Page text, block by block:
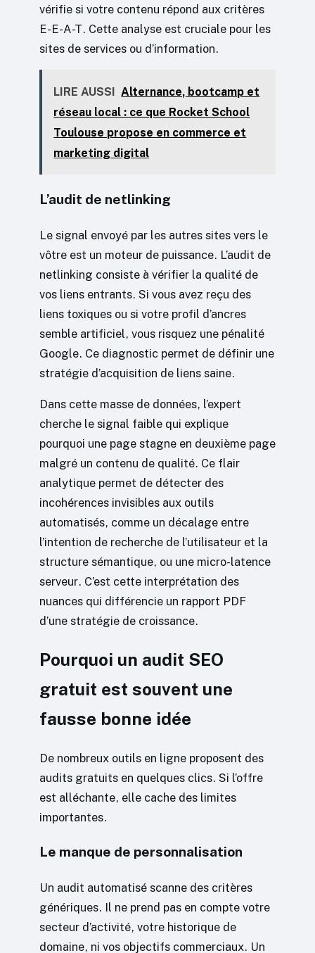
vérifie si votre contenu répond aux critères
E-E-A-T. Cette analyse est cruciale pour les
sites de services ou d’information.
LIRE AUSSI Alternance, bootcamp et
réseau local : ce que Rocket School
Toulouse propose en commerce et
marketing digital
L’audit de netlinking
Le signal envoyé par les autres sites vers le
vôtre est un moteur de puissance. L’audit de
netlinking consiste à vérifier la qualité de
vos liens entrants. Si vous avez reçu des
liens toxiques ou si votre profil d’ancres
semble artificiel, vous risquez une pénalité
Google. Ce diagnostic permet de définir une
stratégie d’acquisition de liens saine.
Dans cette masse de données, l’expert
cherche le signal faible qui explique
pourquoi une page stagne en deuxième page
malgré un contenu de qualité. Ce flair
analytique permet de détecter des
incohérences invisibles aux outils
automatisés, comme un décalage entre
l’intention de recherche de l’utilisateur et la
structure sémantique, ou une micro-latence
serveur. C’est cette interprétation des
nuances qui différencie un rapport PDF
d’une stratégie de croissance.
Pourquoi un audit SEO
gratuit est souvent une
fausse bonne idée
De nombreux outils en ligne proposent des
audits gratuits en quelques clics. Si l’offre
est alléchante, elle cache des limites
importantes.
Le manque de personnalisation
Un audit automatisé scanne des critères
génériques. Il ne prend pas en compte votre
secteur d’activité, votre historique de
domaine, ni vos objectifs commerciaux. Un